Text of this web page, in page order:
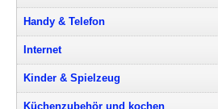
Handy & Telefon
Internet
Kinder & Spielzeug
Küchenzubehör und kochen